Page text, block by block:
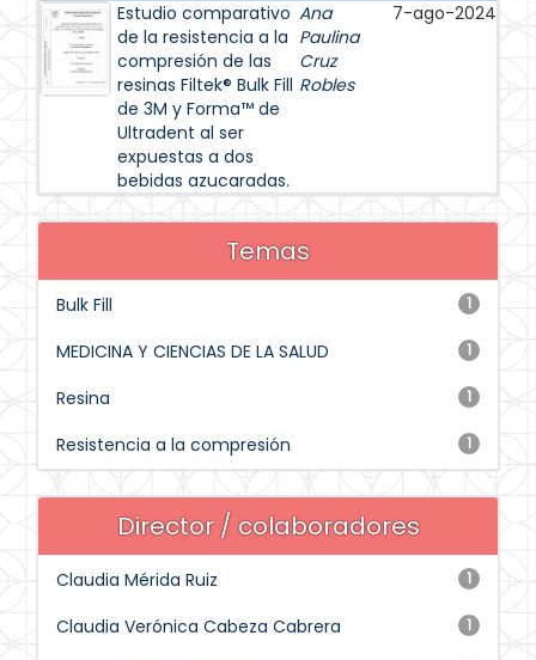
Estudio comparativo
de la resistencia a la
compresión de las
resinas Filtek® Bulk Fill
de 3M y Forma™ de
Ultradent al ser
expuestas a dos
bebidas azucaradas.
Ana
Paulina
Cruz
Robles
7-ago-2024
Temas
1
Bulk Fill
1
MEDICINA Y CIENCIAS DE LA SALUD
1
Resina
1
Resistencia a la compresión
Director / colaboradores
1
Claudia Mérida Ruiz
1
Claudia Verónica Cabeza Cabrera